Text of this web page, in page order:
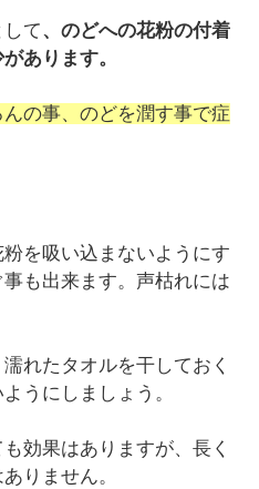
て、のどへの花粉の付着
あります。
の事、のどを潤す事で症
を吸い込まないようにす
も出来ます。声枯れには
れたタオルを干しておく
うにしましょう。
効果はありますが、長く
りません。